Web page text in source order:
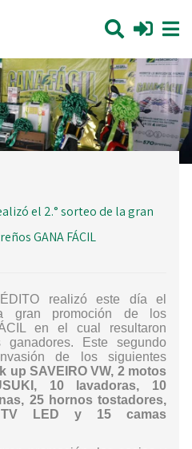
el 2.° sorteo de la gran
GANA FÁCIL
realizó este día el
gran promoción de los
en el cual resultaron
ganadores. Este segundo
de los siguientes
up SAVEIRO VW, 2 motos
10 lavadoras, 10
25 hornos tostadores,
LED y 15 camas